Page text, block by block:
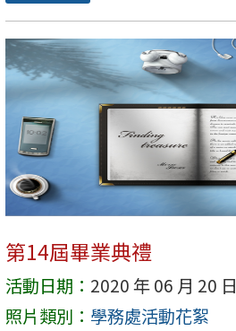
第14屆畢業典禮
活動日期： 2020 年 06 月 20 日
照片類別： 學務處活動花絮